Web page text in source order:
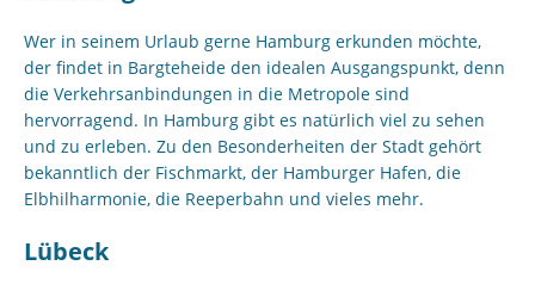
Wer in seinem Urlaub gerne Hamburg erkunden möchte,
der findet in Bargteheide den idealen Ausgangspunkt, denn
die Verkehrsanbindungen in die Metropole sind
hervorragend. In Hamburg gibt es natürlich viel zu sehen
und zu erleben. Zu den Besonderheiten der Stadt gehört
bekanntlich der Fischmarkt, der Hamburger Hafen, die
Elbhilharmonie, die Reeperbahn und vieles mehr.
Lübeck